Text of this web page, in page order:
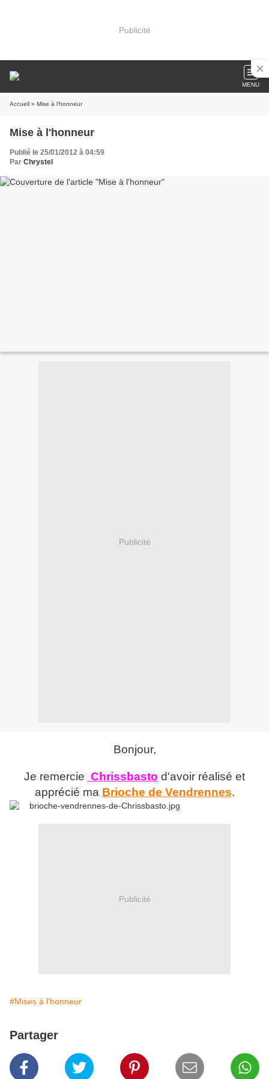
Publicité
MENU
Accueil » Mise à l'honneur
Mise à l'honneur
Publié le 25/01/2012 à 04:59
Par Chrystel
Publicité
Bonjour,
Je remercie Chrissbasto d'avoir réalisé et
apprécié ma Brioche de Vendrennes.
Publicité
#Mises à l'honneur
Partager